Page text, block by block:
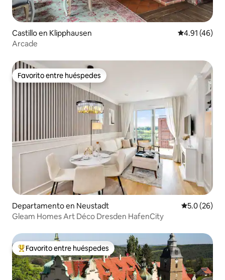
Castillo en Klipphausen Calificación
4.91 (46)
Arcade
Favorito entre huéspedes
Favorito entre huéspedes
Departamento en Neustadt Calificación
5.0 (26)
Gleam Homes Art Déco Dresden HafenCity
De los mejores en Favorito entre huéspedes
Favorito entre huéspedes